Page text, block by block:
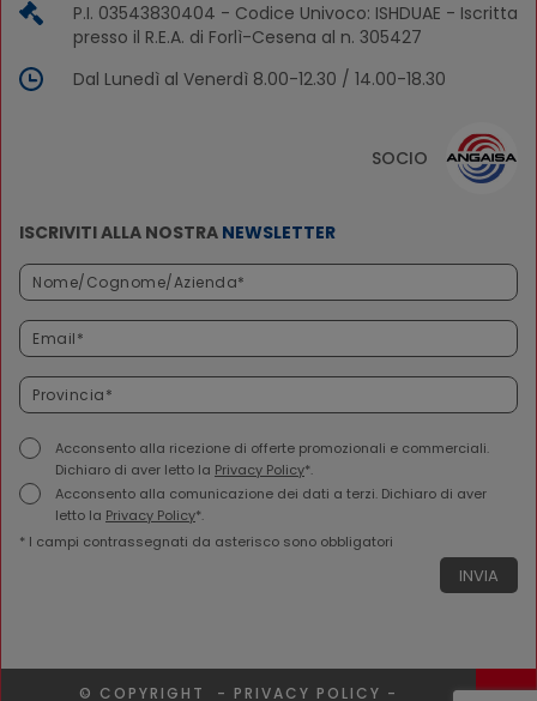
P.I. 03543830404 - Codice Univoco: ISHDUAE - Iscritta
presso il R.E.A. di Forlì-Cesena al n. 305427
Dal Lunedì al Venerdì 8.00-12.30 / 14.00-18.30
SOCIO
ISCRIVITI ALLA NOSTRA NEWSLETTER
Acconsento alla ricezione di offerte promozionali e commerciali.
Dichiaro di aver letto la Privacy Policy*.
Acconsento alla comunicazione dei dati a terzi. Dichiaro di aver
letto la Privacy Policy*.
* I campi contrassegnati da asterisco sono obbligatori
© COPYRIGHT - PRIVACY POLICY -